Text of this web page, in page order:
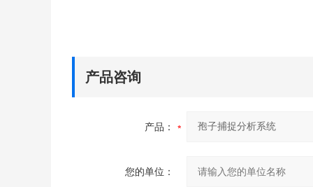
产品咨询
产品：
您的单位：